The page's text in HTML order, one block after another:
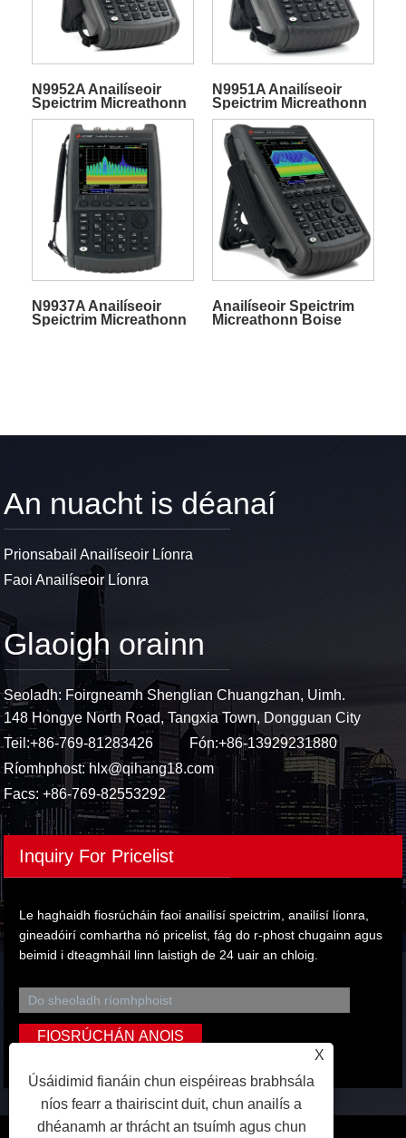
N9952A Anailíseoir
Speictrim Micreathonn
Boise FieldFox
N9951A Anailíseoir
Speictrim Micreathonn
Boise FieldFox
N9937A Anailíseoir
Speictrim Micreathonn
Anailíseoir Speictrim
Micreathonn Boise
An nuacht is déanaí
Prionsabail Anailíseoir Líonra
Faoi Anailíseoir Líonra
Glaoigh orainn
Seoladh: Foirgneamh Shenglian Chuangzhan, Uimh.
148 Hongye North Road, Tangxia Town, Dongguan City
Teil:+86-769-81283426 Fón:+86-13929231880
Ríomhphost:hlx@qihang18.com
Facs: +86-769-82553292
Inquiry For Pricelist
Le haghaidh fiosrúcháin faoi anailísí speictrim, anailísí líonra,
gineadóirí comhartha nó pricelist, fág do r-phost chugainn agus
beimid i dteagmháil linn laistigh de 24 uair an chloig.
X
Úsáidimid fianáin chun eispéireas brabhsála
níos fearr a thairiscint duit, chun anailís a
dhéanamh ar thrácht an tsuímh agus chun